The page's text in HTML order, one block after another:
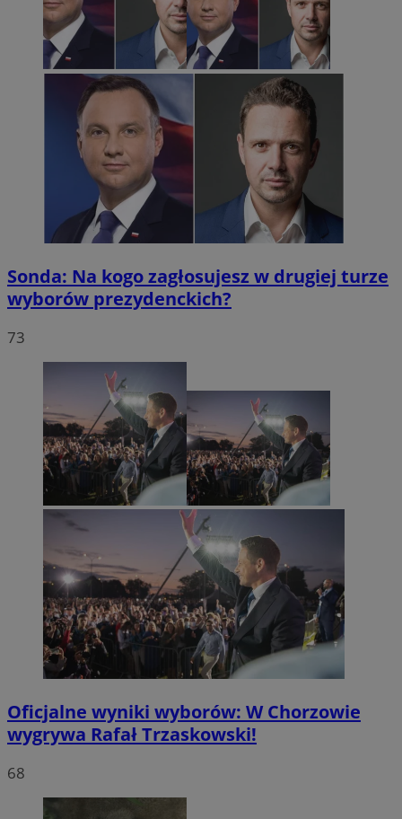
Sonda: Na kogo zagłosujesz w drugiej turze
wyborów prezydenckich?
73
Oficjalne wyniki wyborów: W Chorzowie
wygrywa Rafał Trzaskowski!
68